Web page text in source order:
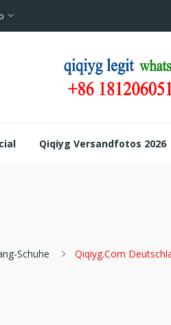
Qiqiyg Versandfotos 2026
Schuhe Qiqiyg.com